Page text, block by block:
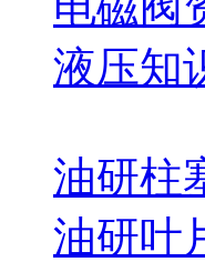
液压知
油研柱
油研叶